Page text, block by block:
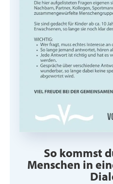
So kommst
Menschen in